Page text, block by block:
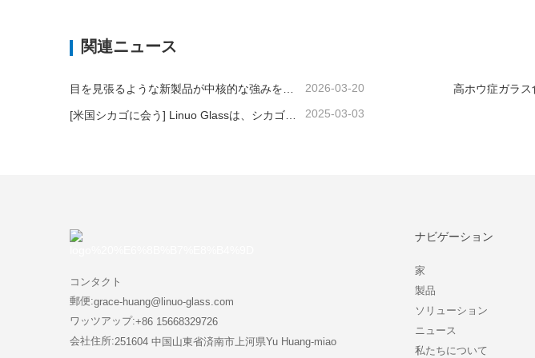
関連ニュース
目を見張るような新製品が中核的な強みをアピール｜Linuo Special Glassがアンビエンテ・フランクフルトでデビュー 2026-03-20 高ホウ症ガラス
2025-03-03
コンタクト
郵便:grace-huang@linuo-glass.com
ワッツアップ:+86 15668329726
会社住所:251604 中国山東省済南市上河県Yu Huang-miao
ナビゲーション
家
製品
ソリューション
ニュース
私たちについて